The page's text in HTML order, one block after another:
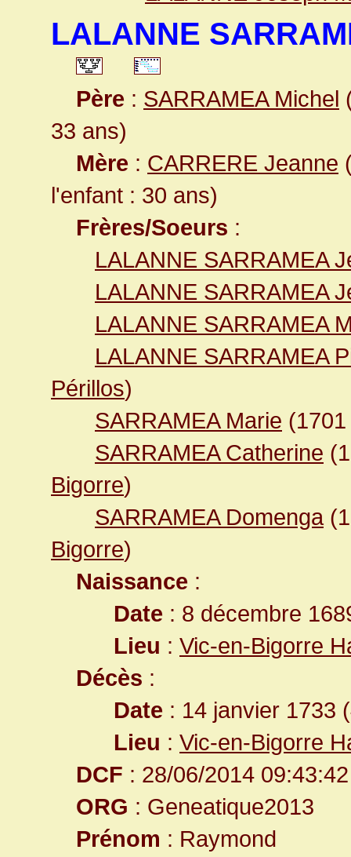
LALANNE
Père : SARRAMEA Michel
33 ans)
Mère : CARRERE Jeanne
l'enfant : 30 ans)
Frères/Soeurs :
LALANNE SARRAMEA
LALANNE SARRAMEA
LALANNE SARRAMEA
LALANNE SARRAMEA
Périllos)
SARRAMEA Marie
SARRAMEA Catherine
Bigorre)
SARRAMEA Domenga
Bigorre)
Naissance :
Date : 8 décembre
Lieu : Vic-en-Bigorre
Décès :
Date : 14 janvier 1733
Lieu : Vic-en-Bigorre
DCF : 28/06/2014 09:43:42
ORG : Geneatique2013
Prénom : Raymond